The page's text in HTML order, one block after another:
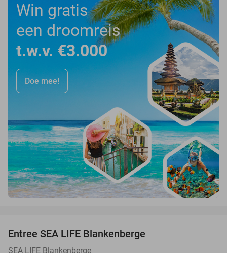
Win gratis
een droomreis
t.w.v. €3.000
Doe mee!
Entree SEA LIFE Blankenberge
SEA LIFE Blankenberge